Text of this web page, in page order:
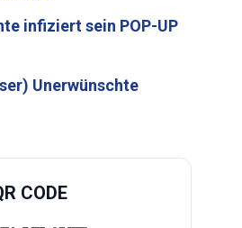
infiziert sein POP-UP
Unerwünschte
CODE